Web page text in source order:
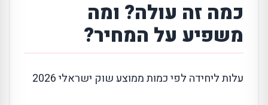
כמה זה עולה? ומה
משפיע על המחיר?
עלות ליחידה לפי כמות ממוצע שוק ישראלי 2026